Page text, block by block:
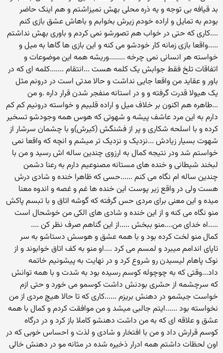
بد قیافه بی توجه و یه ذره محلی بهش نمیزاشتم و هم اینک حاضر
بودم به تمایل و اراده خودم زیرش بخوابم و باهاش عشق بازی کنم
....کاری که حتی در خواب هم تصورشو نمی کردم و باوری بهش نداشتم
.....واقعا بازی زمانه کار خودشو می کنه و این بازی ها گاها به میل و
خواسته هر انسانی نمی چرخه ........وریشه همه این موضوعات و
اتفاقات تلخ فقط جوابش یک کلمه هست ...انتقام .......کلمه ای که در
باور و عقاید من واقعا جایی نداشت و حالا مدتی است در درونم مثل
یک هیولا قدرت گرفته و و در استانه منفجر شدن قرار داره .و من
...طاهره هم اکنون بر خلاف میل و اراده قلبیم و خواسته درونیم کم کم
دارم به این مرد عاشف پیشه و شهوتی که هوس همه وجودشو تسخیر
کرده و با اسلحه شکاری و پر از فشنگش (کیرش)و با چشمان سرشار از
شهوت بسیار زیادش ...نزدیک و نزدیک تر میشم و انچه که واقعا نمی
خواستم شد ودر نتیجه کمال به ارزوی چندین ساله اش رسید و من با
لبخند شیطانی و خنده های مستانه مصنوعیم دارم به رعنا دشمن
چندین ساله ام نگاه می کنم ......حسی که ظاهرا خنده و شادی درش
هست ولی در واقع زیر پوست این خنده ها غم و غصه و اندوه معنا
میده و این معنی برای مردی حس گرفته که گوشه اتاق و با تبسم پاکش
منو نگاه می کنه و از این خنده و شادی های الکی من خوشحال است
.....اه خدای من....منو ببخش .....از این گناهم صرف نظر کن ....
کمال منو لخت کرده بود و با همه عشق و هوسش دستاشو به سر
تاپای اندامم میبرد و لمسم می کرد ....او منو به کف اتاق خوابوند و از
نوک پاهام لیسیدن رو شروع کرد و در نهایت به پیشونیم خاتمه
داد...وقتی که به چوچوله کوسم رسیده بود به شدت و با همه توانش
که سرچشمه از حشری بودنش داشت کوسمو می خورد و حتی ازم
خواست جیشمو در دهنش بریزم ......کاری که تا حالا هیچ مردی از من
نخواسته بود ......ایتم جالبی میشد و من موافقت کردم و کمال با همه
عشق و علاقه ای که به من داشت دهنشو کاملا باز کرد و در درگاه
کوسم قرارش داد و من با افتخار و شادی و لذت و احساس خوبی که در
اون لحظات داشتم همه ادرار ذخیره شده در مثانه مو در دهنش خالی